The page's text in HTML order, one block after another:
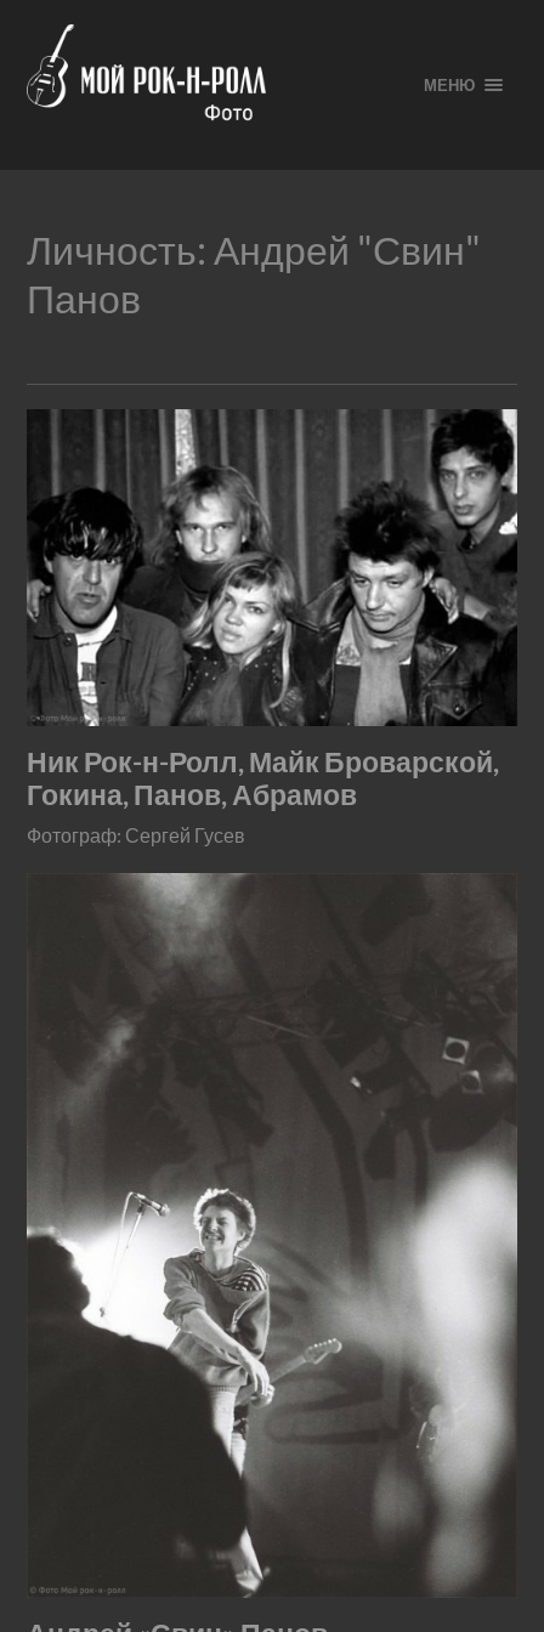
МЕНЮ
Личность:Андрей "Свин"
Панов
Ник Рок-н-Ролл, Майк Броварской,
Гокина, Панов, Абрамов
Фотограф: Сергей Гусев